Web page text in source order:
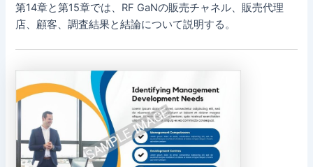
第14章と第15章では、RF GaNの販売チャネル、販売代理
店、顧客、調査結果と結論について説明する。